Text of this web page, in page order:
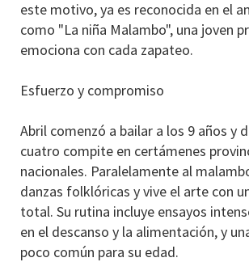
este motivo, ya es reconocida en el
como "La niña Malambo", una joven
emociona con cada zapateo.
Esfuerzo y compromiso
Abril comenzó a bailar a los 9 años y
cuatro compite en certámenes
nacionales. Paralelamente al
danzas folklóricas y vive el arte con
total. Su rutina incluye ensayos
en el descanso y la alimentación, y
poco común para su edad.